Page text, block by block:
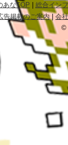
あなTOP
総合イン
告掲載のご案内|会
©